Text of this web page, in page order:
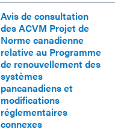
Avis de consultation
des ACVM Projet de
Norme canadienne
relative au Programme
de renouvellement des
systèmes
pancanadiens et
modifications
réglementaires
connexes